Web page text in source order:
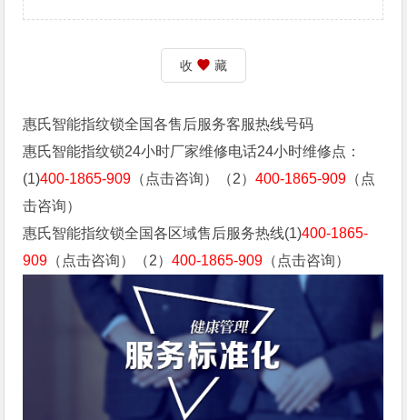
收 藏
惠氏智能指纹锁全国各售后服务客服热线号码
惠氏智能指纹锁24小时厂家维修电话24小时维修点：
(1)400-1865-909 （点击咨询）（2）400-1865-909 （点
击咨询）
惠氏智能指纹锁全国各区域售后服务热线(1)400-1865-
909 （点击咨询）（2）400-1865-909 （点击咨询）